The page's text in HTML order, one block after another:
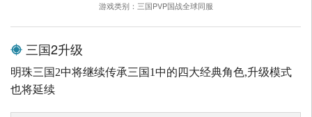
游戏类别：三国PVP国战全球同服
三国2升级
明珠三国2中将继续传承三国1中的四大经典角色,升级模式
也将延续